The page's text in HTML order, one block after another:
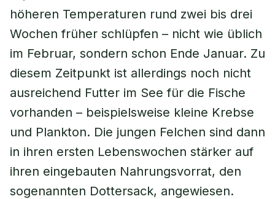
höheren Temperaturen rund zwei bis drei
Wochen früher schlüpfen – nicht wie üblich
im Februar, sondern schon Ende Januar. Zu
diesem Zeitpunkt ist allerdings noch nicht
ausreichend Futter im See für die Fische
vorhanden – beispielsweise kleine Krebse
und Plankton. Die jungen Felchen sind dann
in ihren ersten Lebenswochen stärker auf
ihren eingebauten Nahrungsvorrat, den
sogenannten Dottersack, angewiesen.